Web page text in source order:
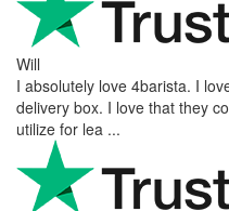
Will
I absolutely love 4barista. I
delivery box. I love that they
utilize for lea ...